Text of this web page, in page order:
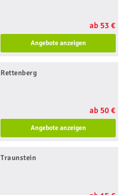
ab 53 €
Angebote anzeigen
Rettenberg
ab 50 €
Angebote anzeigen
Traunstein